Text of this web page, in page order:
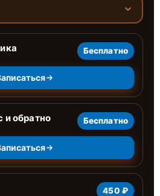
Бесплатно
и обратно Бесплатно
450 ₽